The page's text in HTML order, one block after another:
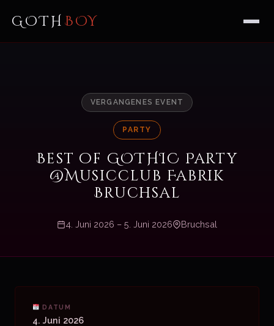
GOTH BOY
VERGANGENES EVENT
PARTY
Best of GOTHIC Party
@Musicclub Fabrik
Bruchsal
4. Juni 2026 – 5. Juni 2026 Bruchsal
DATUM
4. Juni 2026